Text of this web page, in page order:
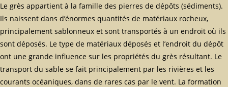
Le grès appartient à la famille des pierres de dépôts (sédiments).
Ils naissent dans d’énormes quantités de matériaux rocheux,
principalement sablonneux et sont transportés à un endroit où ils
sont déposés. Le type de matériaux déposés et l’endroit du dépôt
ont une grande influence sur les propriétés du grès résultant. Le
transport du sable se fait principalement par les rivières et les
courants océaniques, dans de rares cas par le vent. La formation